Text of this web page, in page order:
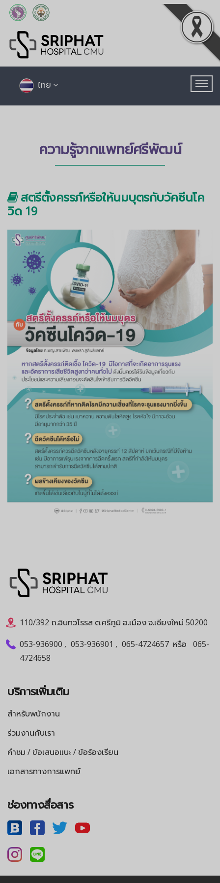
ไทย
ความรู้จากแพทย์ศรีพัฒน์
สตรีตั้งครรภ์หรือให้นมบุตรกับวัคซีนโค
วิด 19
110/392 ถ.อินทวโรรส ต.ศรีภูมิ อ.เมือง จ.เชียงใหม่ 50200
053-936900 , 053-936901 , 065-4724657 หรือ
065-
4724658
บริการเพิ่มเติม
สำหรับพนักงาน
ร่วมงานกับเรา
คำชม / ข้อเสนอแนะ / ข้อร้องเรียน
เอกสารทางการแพทย์
ช่องทางสื่อสาร